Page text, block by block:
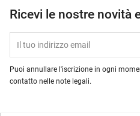
Ricevi le nostre novità
Puoi annullare l'iscrizione in ogni
contatto nelle note legali.